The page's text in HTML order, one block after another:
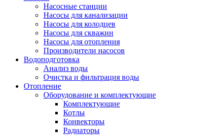
Насосные станции
Насосы для канализации
Насосы для колодцев
Насосы для скважин
Насосы для отопления
Производители насосов
Водоподготовка
Анализ воды
Очистка и фильтрация воды
Отопление
Оборудование и комплектующие
Комплектующие
Котлы
Конвекторы
Радиаторы